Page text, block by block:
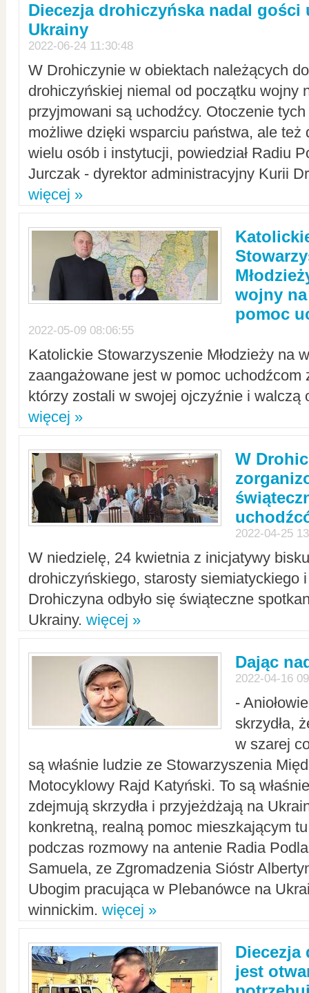
Diecezja drohiczyńska nadal gości
Ukrainy
2022-06-24 11:30:48
W Drohiczynie w obiektach należących
drohiczyńskiej niemal od początku wojny
przyjmowani są uchodźcy. Otoczenie
możliwe dzięki wsparciu państwa, ale też
wielu osób i instytucji, powiedział Radiu
Jurczak - dyrektor administracyjny Kurii
więcej »
wojny
pomoc
2022-05-09 08:06:55
Katolickie Stowarzyszenie Młodzieży na
zaangażowane jest w pomoc uchodźcom
którzy zostali w swojej ojczyźnie i walczą
więcej »
W
2022-04-25
W niedzielę, 24 kwietnia z inicjatywy
drohiczyńskiego, starosty siemiatyckiego
Drohiczyna odbyło się świąteczne
Ukrainy. więcej »
Dając
2022-04-16
-
skrzydła,
w szarej
są właśnie ludzie ze Stowarzyszenia
Motocyklowy Rajd Katyński. To są
zdejmują skrzydła i przyjeżdżają na
konkretną, realną pomoc mieszkającym
podczas rozmowy na antenie Radia
Samuela, ze Zgromadzenia Sióstr
Ubogim pracująca w Plebanówce na
winnickim. więcej »
Diecezja
jest